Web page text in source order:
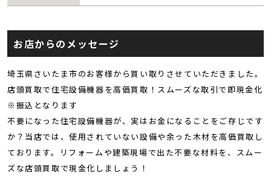
お店からのメッセージ
埼玉県さいたま市のお客様から買い取りさせていただきました。
店頭買取で住宅設備機器を高価買取！スムーズな取引で即現金化
※振込となります
不要になった住宅設備機器が、実はお金になることをご存じです
か？当店では、使用されていない設備や余った木材を高価買取し
ております。リフォームや建築現場で出た不要な材料を、スムー
ズな店頭買取で現金化しましょう！